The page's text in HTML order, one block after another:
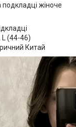
подкладці жіноче
(44-46)
Китай